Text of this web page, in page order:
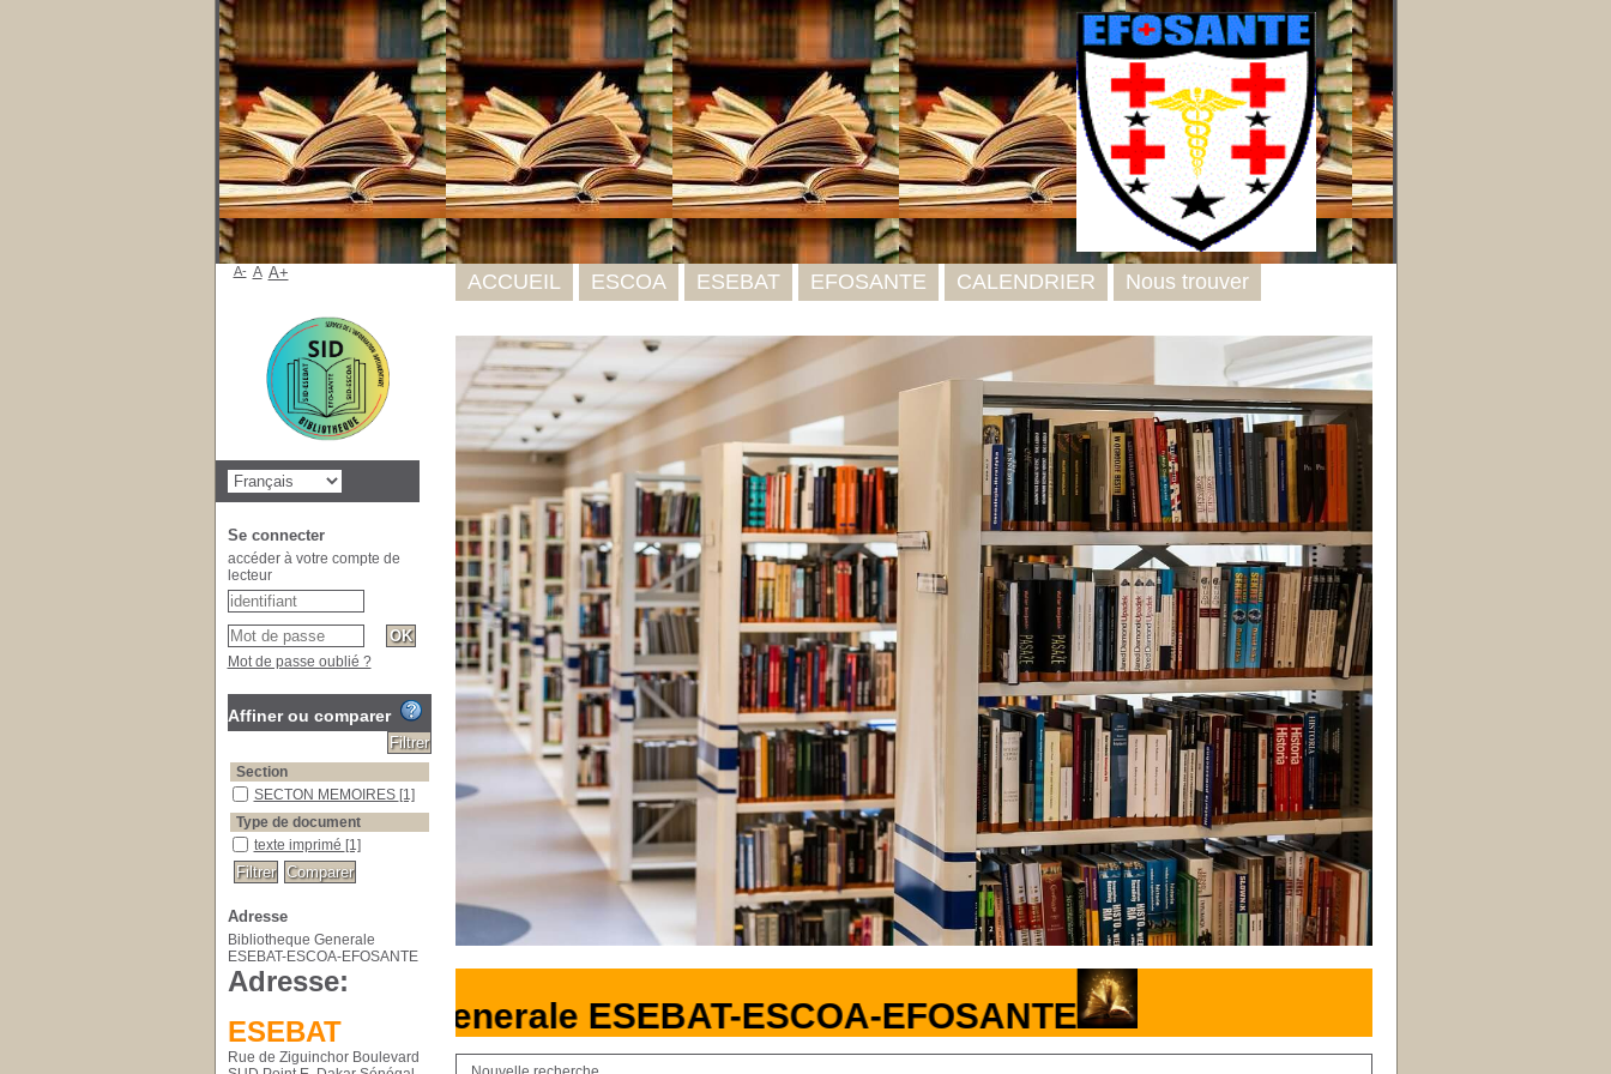
Bibliotheque Generale ESEBAT-ESCOA-EFOSANTE
ACCUEIL ESCOA ESEBAT EFOSANTE CALENDRIER Nous trouver
A- A A+
Se connecter
accéder à votre compte de
lecteur
Mot de passe oublié ?
Affiner ou comparer
Section
SECTON MEMOIRES [1]
Type de document
texte imprimé [1]
Adresse
Bibliotheque Generale
ESEBAT-ESCOA-EFOSANTE
Adresse:
ESEBAT
Rue de Ziguinchor Boulevard